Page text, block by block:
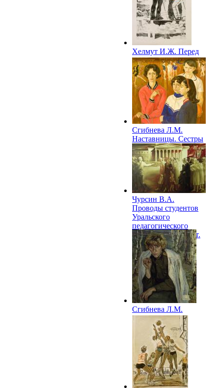
Хелмут И.Ж. Перед
стартом. Из цикла
«Горнолыжники».
1979
Сгибнева Л.М.
Наставницы. Cестры
Назмутдиновы. 1979
Чурсин В.А.
Проводы студентов
Уральского
педагогического
института на фронт.
1980
Сгибнева Л.М.
Военврач. 1980